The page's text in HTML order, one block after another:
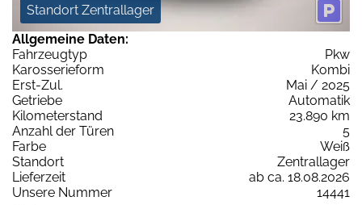
Standort Zentrallager
Allgemeine Daten:
Fahrzeugtyp
Pkw
Karosserieform
Kombi
Erst-Zul.
Mai / 2025
Getriebe
Automatik
Kilometerstand
23.890 km
Anzahl der Türen
5
Farbe
Weiß
Standort
Zentrallager
Lieferzeit
ab ca. 18.08.2026
Unsere Nummer
14441